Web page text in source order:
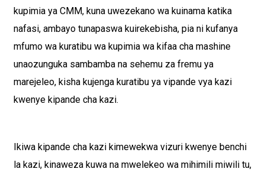
kupimia ya CMM, kuna uwezekano wa kuinama katika
nafasi, ambayo tunapaswa kuirekebisha, pia ni kufanya
mfumo wa kuratibu wa kupimia wa kifaa cha mashine
unaozunguka sambamba na sehemu za fremu ya
marejeleo, kisha kujenga kuratibu ya vipande vya kazi
kwenye kipande cha kazi.
Ikiwa kipande cha kazi kimewekwa vizuri kwenye benchi
la kazi, kinaweza kuwa na mwelekeo wa mihimili miwili tu,